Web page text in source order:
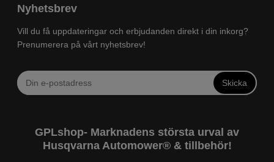
Nyhetsbrev
Vill du få uppdateringar och erbjudanden direkt i din inkorg?
Prenumerera på vårt nyhetsbrev!
Skicka
GPLshop- Marknadens största urval av
Husqvarna Automower® & tillbehör!